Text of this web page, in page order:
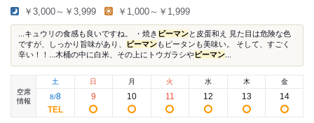
￥3,000～￥3,999 ￥1,000～￥1,999
...キュウリの食感も良いですね。 ・焼き ピーマンと皮蛋和え 見た目は危険な色
ですが、しっかり旨味があり、
ピーマンもピータンも美味い。 そして、すごく
辛い！！...木桶の中に白米、その上にトウガラシやピーマン
空席
情報
土
8/8
日
9
月
10
火
11
水
12
木
13
金
14